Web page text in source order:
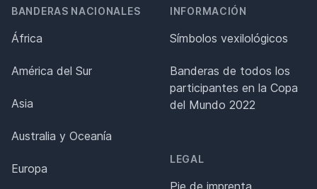
BANDERAS NACIONALES
África
América del Sur
Asia
Australia y Oceanía
Europa
INFORMACIÓN
Símbolos vexilológicos
Banderas de todos los
participantes en la Copa
del Mundo 2022
LEGAL
Pie de imprenta